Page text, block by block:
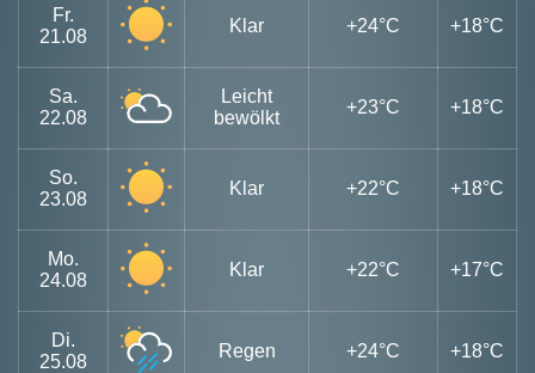
Fr.
21.08
Klar +24°C +18°C
Sa.
22.08
Leicht
bewölkt
+23°C +18°C
So.
23.08
Klar +22°C +18°C
Mo.
24.08
Klar +22°C +17°C
Di.
25.08
Regen +24°C +18°C